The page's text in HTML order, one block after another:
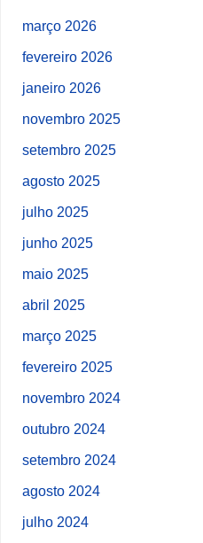
março 2026
fevereiro 2026
janeiro 2026
novembro 2025
setembro 2025
agosto 2025
julho 2025
junho 2025
maio 2025
abril 2025
março 2025
fevereiro 2025
novembro 2024
outubro 2024
setembro 2024
agosto 2024
julho 2024